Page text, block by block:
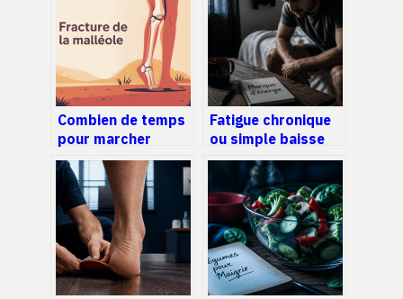
Combien de temps
pour marcher
après une fracture
de la malléole :
repères clairs et
réalistes
Fatigue chronique
ou simple baisse
de régime :
comment identifier
les causes et agir
efficacement ?